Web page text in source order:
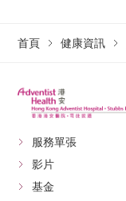
首頁 健康資訊
服務單張
影片
基金